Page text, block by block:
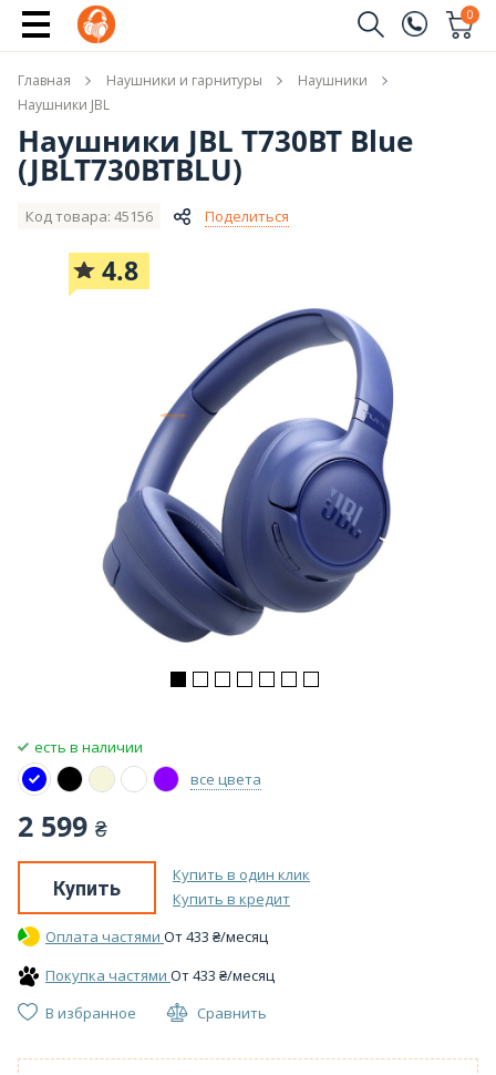
(096)
(044)
0
Имя
Телефон
Главная Наушники и гарнитуры
Наушники
Наушники JBL
Наушники JBL T730BT Blue
(JBLT730BTBLU)
Код товара: 45156 Поделиться
4.8
есть в наличии
все цвета
2 599 ₴
Купить
Купить в один клик
Купить в кредит
Оплата частями От433 ₴/месяц
Покупка частями От433 ₴/месяц
В избранное
Сравнить
Купить